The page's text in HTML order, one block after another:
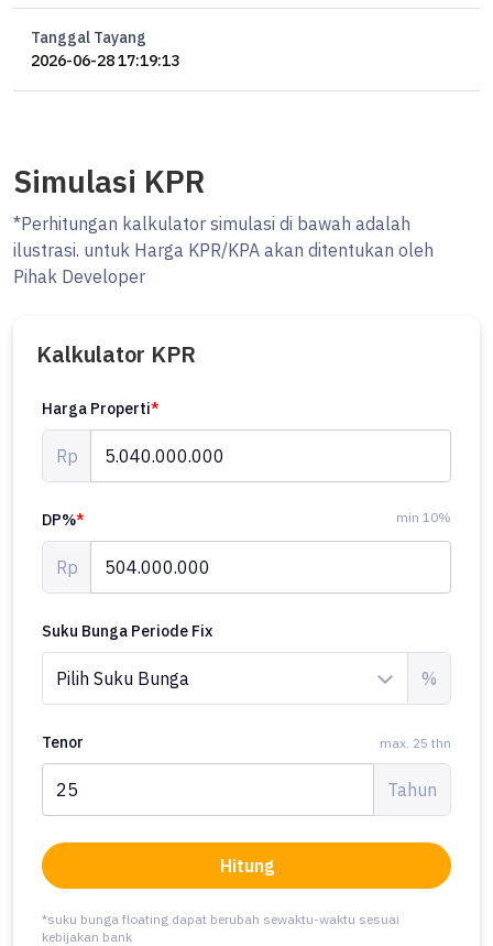
Tanggal Tayang
2026-06-28 17:19:13
Simulasi KPR
*Perhitungan kalkulator simulasi di bawah adalah
ilustrasi. untuk Harga KPR/KPA akan ditentukan oleh
Pihak Developer
Kalkulator KPR
Harga Properti*
Rp
DP%* min 10%
Rp
Suku Bunga Periode Fix
%
Tenor max. 25 thn
Tahun
Hitung
*suku bunga floating dapat berubah sewaktu-waktu sesuai
kebijakan bank